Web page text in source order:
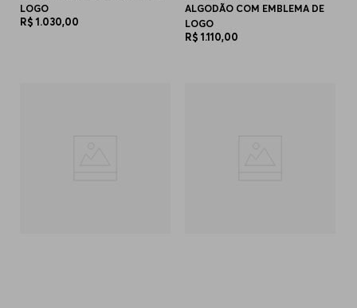
LOGO
R$ 1.030,00
ALGODÃO COM EMBLEMA DE
LOGO
R$ 1.110,00